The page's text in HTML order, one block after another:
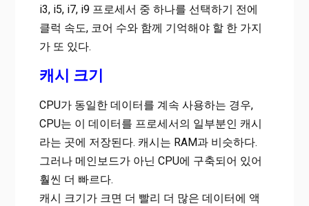
i3, i5, i7, i9 프로세서 중 하나를 선택하기 전에
클럭 속도, 코어 수와 함께 기억해야 할 한 가지
가 또 있다.
캐시 크기
CPU가 동일한 데이터를 계속 사용하는 경우,
CPU는 이 데이터를 프로세서의 일부분인 캐시
라는 곳에 저장된다. 캐시는 RAM과 비슷하다.
그러나 메인보드가 아닌 CPU에 구축되어 있어
훨씬 더 빠르다.
캐시 크기가 크면 더 빨리 더 많은 데이터에 액